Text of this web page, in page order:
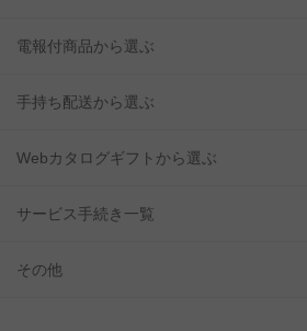
電報付商品から選ぶ
手持ち配送から選ぶ
Webカタログギフトから選ぶ
サービス手続き一覧
その他